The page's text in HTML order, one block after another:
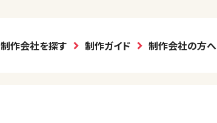
制作会社を探す 制作ガイド 制作会社の方へ